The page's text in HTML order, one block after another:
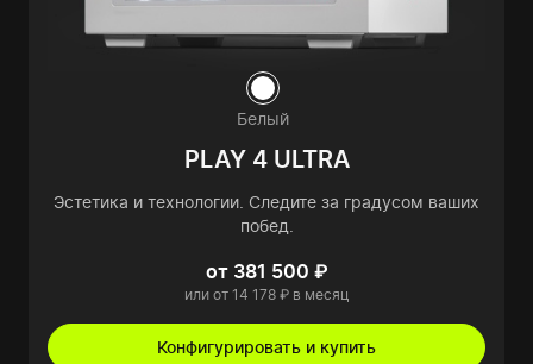
Белый
PLAY 4 ULTRA
Эстетика и технологии. Следите за градусом ваших
побед.
от 381 500 ₽
или от 14 178 ₽ в месяц
Конфигурировать и купить